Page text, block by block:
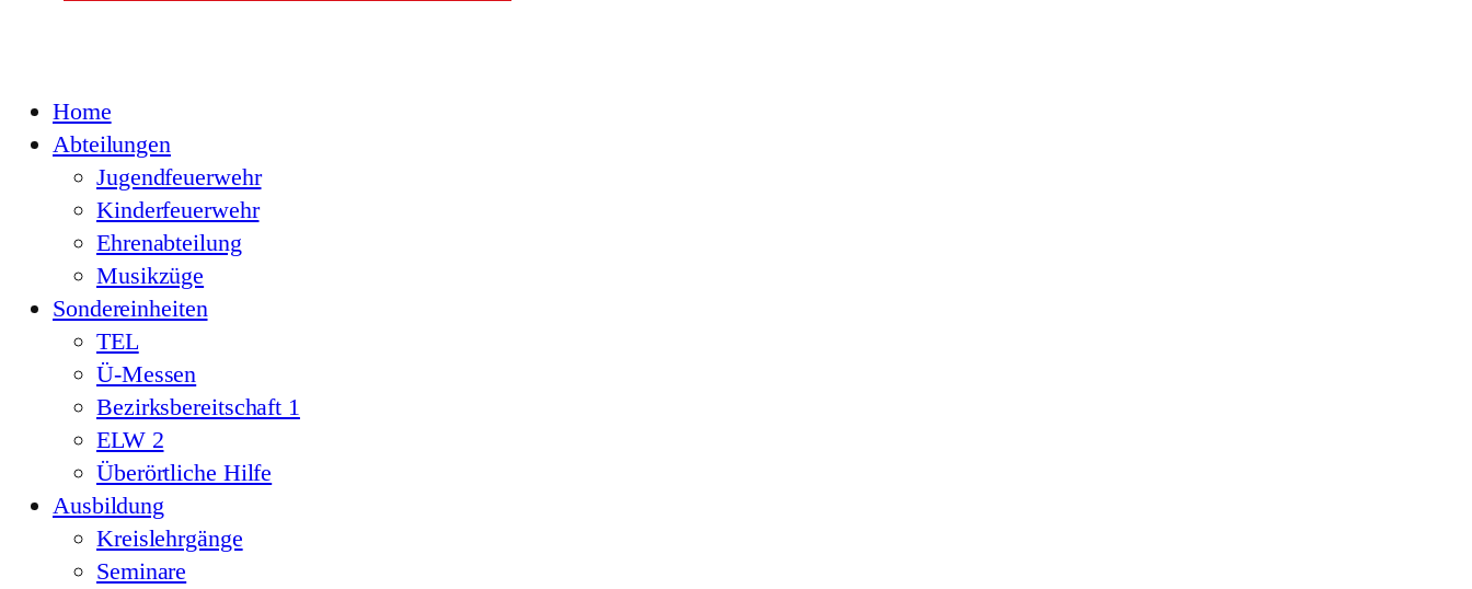
Home
Abteilungen
Jugendfeuerwehr
Kinderfeuerwehr
Ehrenabteilung
Musikzüge
Sondereinheiten
TEL
Ü-Messen
Bezirksbereitschaft 1
ELW 2
Überörtliche Hilfe
Ausbildung
Kreislehrgänge
Seminare